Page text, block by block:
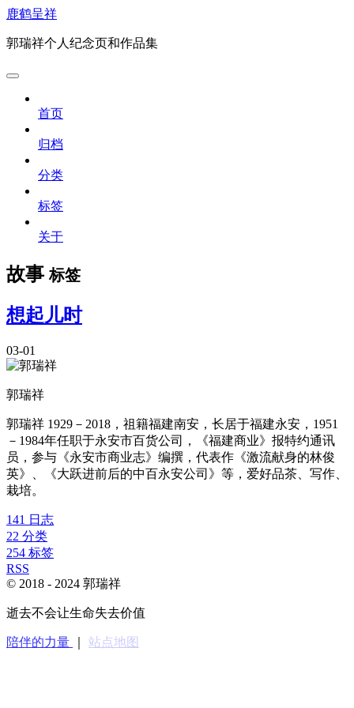
鹿鹤呈祥
郭瑞祥个人纪念页和作品集
首页
归档
分类
标签
关于
故事标签
想起儿时
03-01
郭瑞祥
郭瑞祥 1929－2018，祖籍福建南安，长居于福建永安，1951
－1984年任职于永安市百货公司，《福建商业》报特约通讯
员，参与《永安市商业志》编撰，代表作《激流献身的林俊
英》、《大跃进前后的中百永安公司》等，爱好品茶、写作、
栽培。
141 日志
22 分类
254 标签
RSS
© 2018 - 2024 郭瑞祥
逝去不会让生命失去价值
陪伴的力量 站点地图